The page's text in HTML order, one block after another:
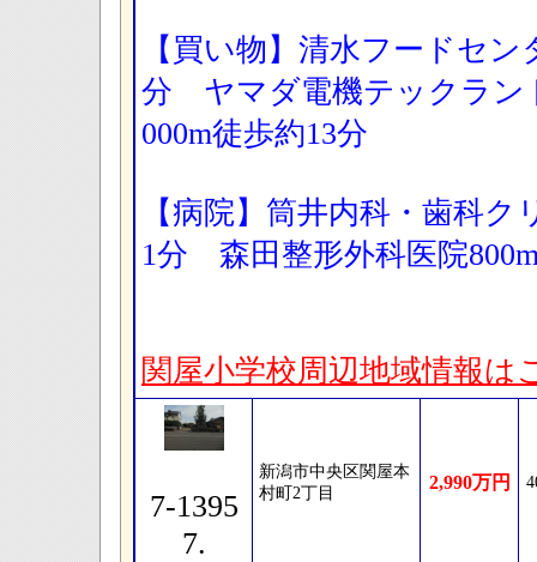
【買い物】清水フードセ
分 ヤマダ電機テックラン
000m徒歩約13分
【病院】筒井内科・歯科ク
1分 森田整形外科医院
関屋小学校周辺地域情報は
7-1395
7.
新潟市中央区関屋本
村町2丁目
2,990万円